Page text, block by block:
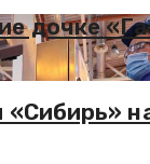
дочке